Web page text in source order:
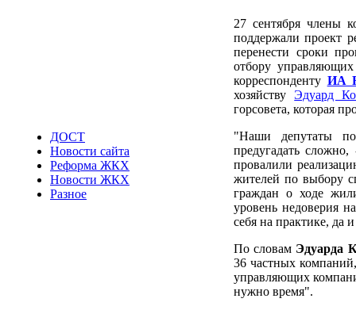
ДОСТ
Новости сайта
Реформа ЖКХ
Новости ЖКХ
Разное
27 сентября члены
поддержали проект
перенести сроки
отбору
корреспонденту ИА
хозяйствуЭдуард
горсовета, которая
"Наши депутаты
предугадать
провалили
жителей по выбору
граждан о ходе
уровень недоверия
себя на практике, да
По словам Эдуарда
36 частных
управляющих
нужно время".